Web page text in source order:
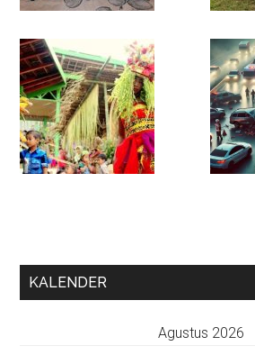
KALENDER
Agustus 2026